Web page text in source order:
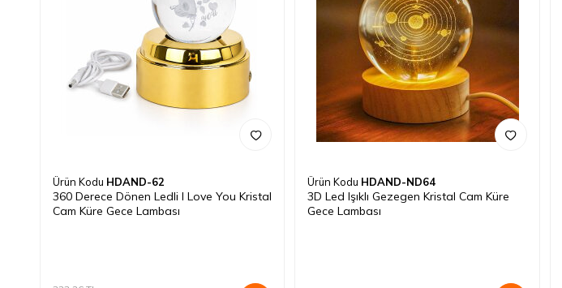
Ürün Kodu HDAND-62
360 Derece Dönen Ledli I Love You Kristal
Cam Küre Gece Lambası
Ürün Kodu HDAND-ND64
3D Led Işıklı Gezegen Kristal Cam Küre
Gece Lambası